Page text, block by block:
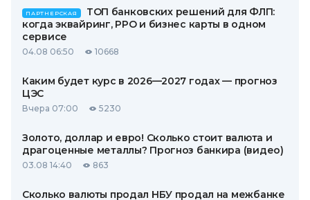
ПАРТНЕРСКАЯ
ТОП банковских решений для ФЛП:
когда эквайринг, РРО и бизнес карты в одном
сервисе
04.08 06:50 10668
Каким будет курс в 2026—2027 годах — прогноз
ЦЭС
Вчера 07:00 5230
Золото, доллар и евро! Сколько стоит валюта и
драгоценные металлы? Прогноз банкира (видео)
03.08 14:40 863
Сколько валюты продал НБУ продал на межбанке